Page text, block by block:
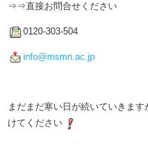
⇒⇒直接お問合せください
0120-303-504
info@msmn.ac.jp
まだまだ寒い日が続いていきま
けてください